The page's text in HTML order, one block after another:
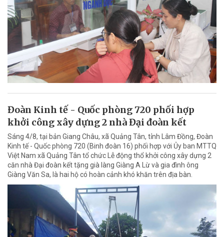
Đoàn Kinh tế - Quốc phòng 720 phối hợp
khởi công xây dựng 2 nhà Đại đoàn kết
Sáng 4/8, tại bản Giang Châu, xã Quảng Tân, tỉnh Lâm Đồng, Đoàn
Kinh tế - Quốc phòng 720 (Binh đoàn 16) phối hợp với Ủy ban MTTQ
Việt Nam xã Quảng Tân tổ chức Lễ động thổ khởi công xây dựng 2
căn nhà Đại đoàn kết tặng già làng Giàng A Lừ và gia đình ông
Giàng Văn Sa, là hai hộ có hoàn cảnh khó khăn trên địa bàn.